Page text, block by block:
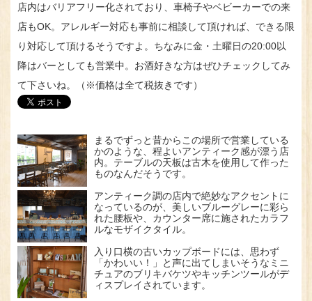
店内はバリアフリー化されており、車椅子やベビーカーでの来
店もOK。アレルギー対応も事前に相談して頂ければ、できる限
り対応して頂けるそうですよ。ちなみに金・土曜日の20:00以
降はバーとしても営業中。お酒好きな方はぜひチェックしてみ
て下さいね。（※価格は全て税抜きです）
まるでずっと昔からこの場所で営業している
かのような、程よいアンティーク感が漂う店
内。テーブルの天板は古木を使用して作った
ものなんだそうです。
アンティーク調の店内で絶妙なアクセントに
なっているのが、美しいブルーグレーに彩ら
れた腰板や、カウンター席に施されたカラフ
ルなモザイクタイル。
入り口横の古いカップボードには、思わず
「かわいい！」と声に出てしまいそうなミニ
チュアのブリキバケツやキッチンツールがデ
ィスプレイされています。